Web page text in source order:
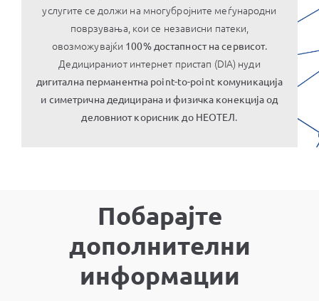
услугите се должи на многубројните меѓународни
поврзувања, кои се независни патеки,
овозможувајќи 100% достапност на сервисот.
Дедицираниот интернет пристап (DIA) нуди
дигитална перманентна point-to-point комуникација
и симетрична дедицирана и физичка конекција од
деловниот корисник до НЕОТЕЛ.
Побарајте
дополнителни
информации